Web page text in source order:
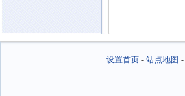
设置首页- 站点地图 -